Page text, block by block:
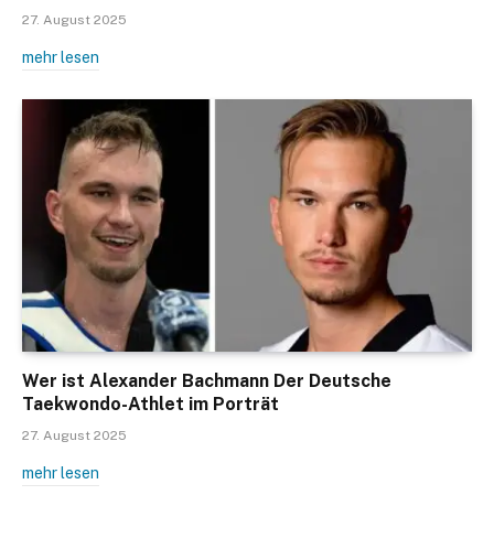
27. August 2025
mehr lesen
Wer ist Alexander Bachmann Der Deutsche
Taekwondo-Athlet im Porträt
27. August 2025
mehr lesen